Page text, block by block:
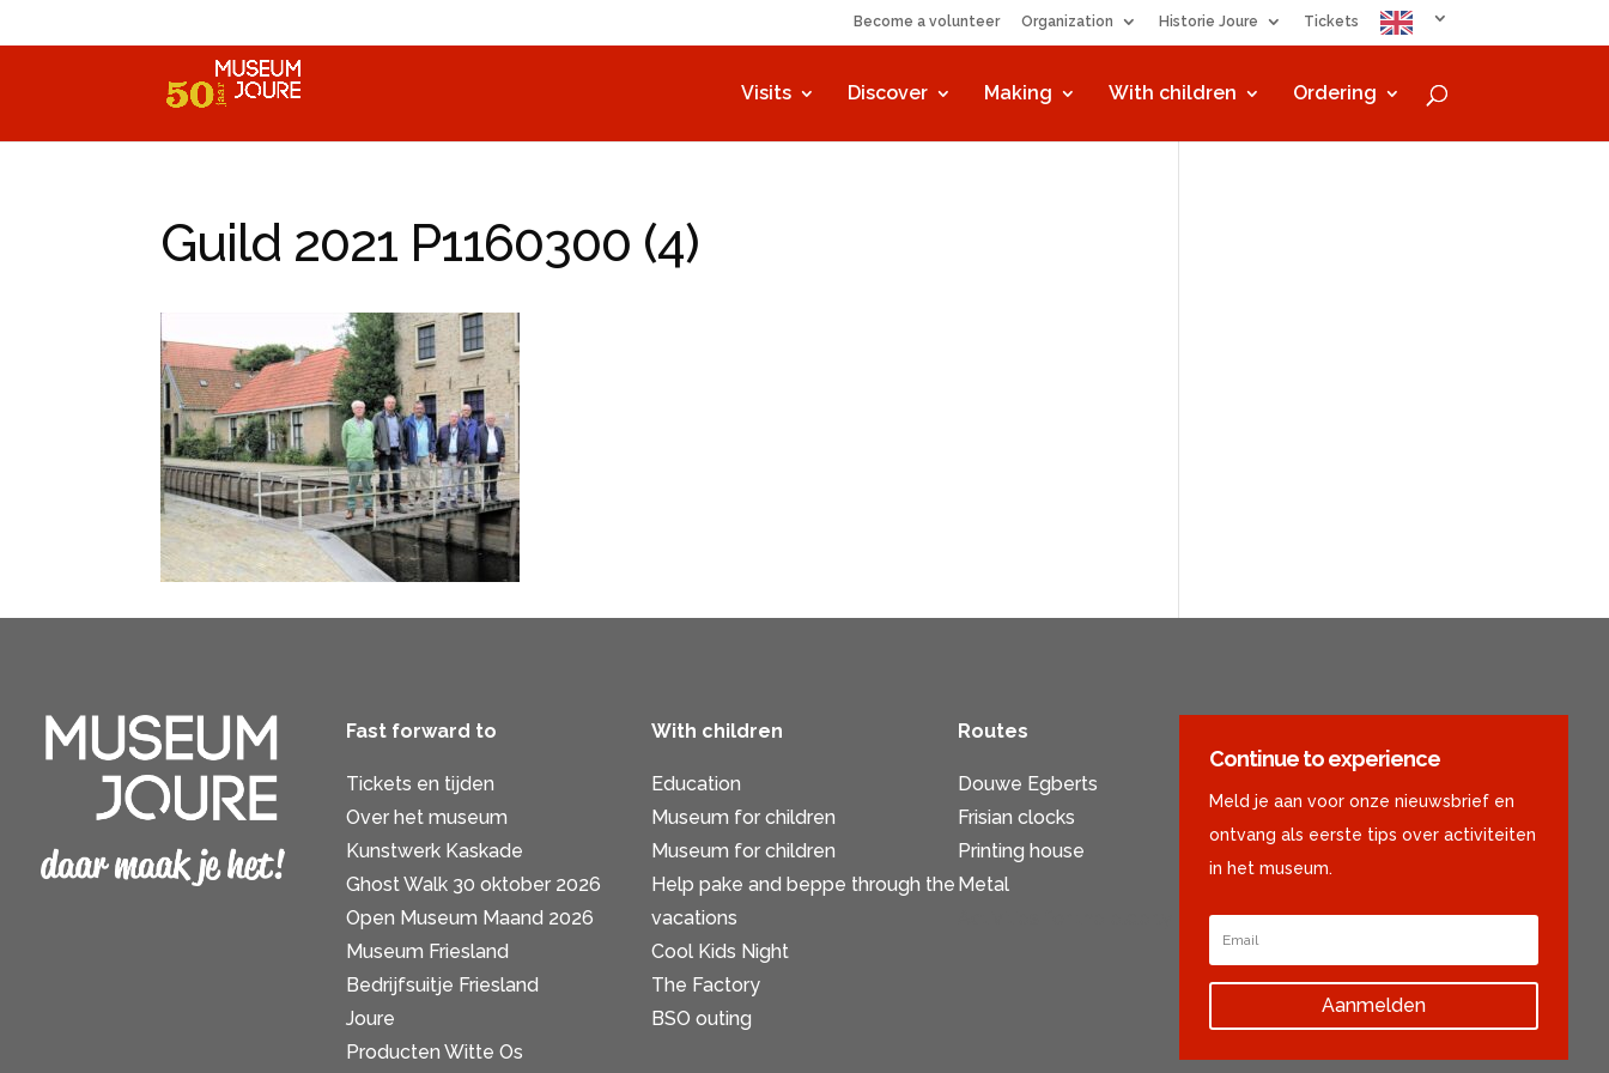
Become a volunteer Organization Historie Joure Tickets
Visits Discover Making With children Ordering
Guild 2021 P1160300 (4)
Fast forward to
Tickets en tijden
Over het museum
Kunstwerk Kaskade
Ghost Walk 30 oktober 2026
Open Museum Maand 2026
Museum Friesland
Bedrijfsuitje Friesland
Joure
Producten Witte Os
With children
Education
Museum for children
Museum for children
Help pake and beppe through the
vacations
Cool Kids Night
The Factory
BSO outing
Routes
Douwe Egberts
Frisian clocks
Printing house
Metal
Continue to experience
Meld je aan voor onze nieuwsbrief en
ontvang als eerste tips over activiteiten
in het museum.
Aanmelden